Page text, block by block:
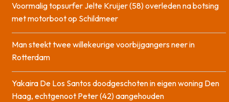
Voormalig topsurfer Jelte Kruijer (58) overleden na botsing
met motorboot op Schildmeer
Man steekt twee willekeurige voorbijgangers neer in
Rotterdam
Yakaira De Los Santos doodgeschoten in eigen woning Den
Haag, echtgenoot Peter (42) aangehouden